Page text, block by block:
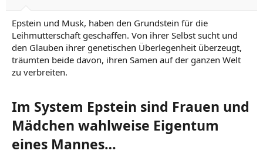
Epstein und Musk, haben den Grundstein für die
Leihmutterschaft geschaffen. Von ihrer Selbst sucht und
den Glauben ihrer genetischen Überlegenheit überzeugt,
träumten beide davon, ihren Samen auf der ganzen Welt
zu verbreiten.
Im System Epstein sind Frauen und
Mädchen wahlweise Eigentum
eines Mannes…​